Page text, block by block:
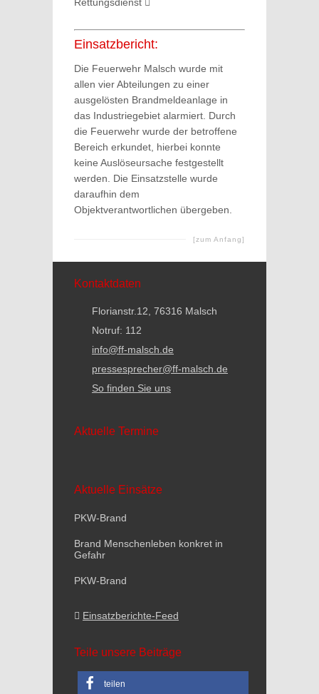
Einsatzbericht:
Die Feuerwehr Malsch wurde mit
allen vier Abteilungen zu einer
ausgelösten Brandmeldeanlage in
das Industriegebiet alarmiert. Durch
die Feuerwehr wurde der betroffene
Bereich erkundet, hierbei konnte
keine Auslöseursache festgestellt
werden. Die Einsatzstelle wurde
daraufhin dem
Objektverantwortlichen übergeben.
[zum Anfang]
Kontaktdaten
Florianstr.12, 76316 Malsch
Notruf: 112
info@ff-malsch.de
pressesprecher@ff-malsch.de
So finden Sie uns
Aktuelle Termine
Aktuelle Einsätze
PKW-Brand
Brand Menschenleben konkret in
Gefahr
PKW-Brand
Einsatzberichte-Feed
Teile unsere Beiträge
teilen